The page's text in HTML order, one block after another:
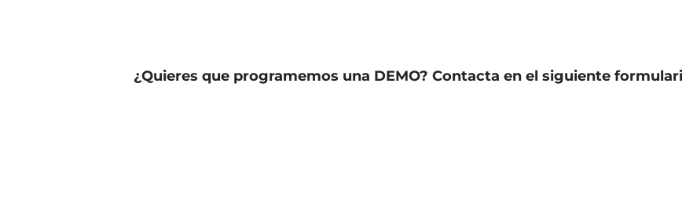
¿Quieres que programemos una DEMO? Contacta en el siguiente